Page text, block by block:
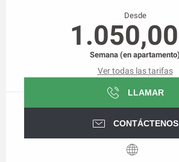
Desde
Semana (en apartamento)
Ver todas las tarifas
LLAMAR
CONTÁCTENOS